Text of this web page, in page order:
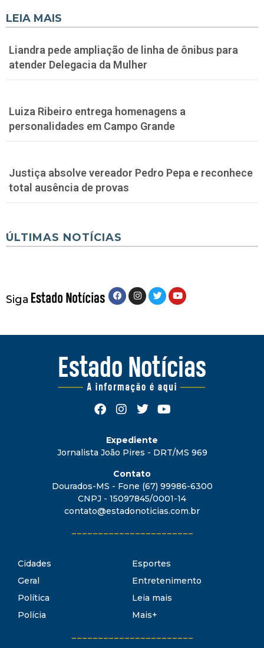
LEIA MAIS
Liandra pede ampliação de linha de ônibus para
atender Delegacia da Mulher
Luiza Ribeiro entrega homenagens a
personalidades em Campo Grande
Justiça absolve vereador Pedro Pepa e reconhece
total ausência de provas
ÚLTIMAS NOTÍCIAS
Siga
Expediente
Jornalista João Pires - DRT/MS 969
Contato
Dourados-MS - Fone (67) 99986-6300
CNPJ - 15097845/0001-14
contato@estadonoticias.com.br
Cidades
Geral
Política
Polícia
Esportes
Entretenimento
Leia mais
Mais+